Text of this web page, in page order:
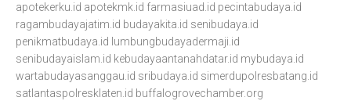
apotekerku.id apotekmk.id farmasiuad.id pecintabudaya.id
ragambudayajatim.id budayakita.id senibudaya.id
penikmatbudaya.id lumbungbudayadermaji.id
senibudayaislam.id kebudayaantanahdatar.id mybudaya.id
wartabudayasanggau.id sribudaya.id simerdupolresbatang.id
satlantaspolresklaten.id buffalogrovechamber.org